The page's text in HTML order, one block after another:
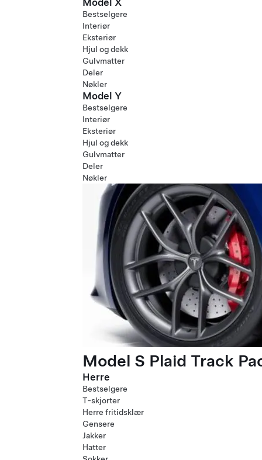
Model X
Bestselgere
Interiør
Eksteriør
Hjul og dekk
Gulvmatter
Deler
Nøkler
Model Y
Bestselgere
Interiør
Eksteriør
Hjul og dekk
Gulvmatter
Deler
Nøkler
Model S Plaid Track
Herre
Bestselgere
T-skjorter
Herre fritidsklær
Gensere
Jakker
Hatter